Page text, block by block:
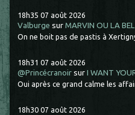
18h35 07 août 2026
Valburge surMARVIN OU LA
On ne boit pas de pastis à
18h31 07 août 2026
@Princécranoir surI WANT
Oui après ce grand calme les
18h30 07 août 2026